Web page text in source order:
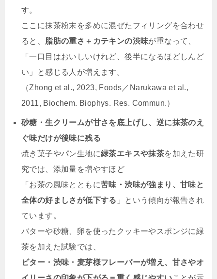
す。
ここに抹茶粉末を多めに混ぜたフィリングを合わせ
ると、 脂肪の重さ＋カテキンの渋味が重なって、
「一口目はおいしいけれど、後半になるほどしんど
い」と感じる人が増えます。
（Zhong et al., 2023, Foods／Narukawa et al.,
2011, Biochem. Biophys. Res. Commun.）
砂糖・生クリームが甘さを底上げし、逆に抹茶のえ
ぐ味だけが後味に残る
焼き菓子やパン生地に緑茶エキスや抹茶を加えた研
究では、添加量を増やすほど
「お茶の風味とともに苦味・渋味が強まり、甘味と
全体の好ましさが低下する 」という傾向が報告され
ています。
バターや砂糖、卵を使ったクッキーやスポンジに緑
茶を加えた試験では、
ビター・渋味・麦芽様フレーバーが増え、甘さやオ